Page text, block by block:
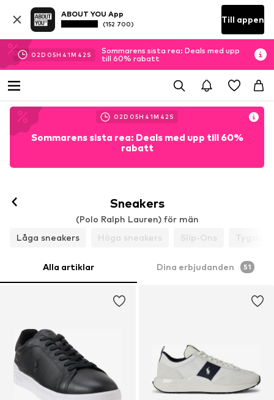
ABOUT YOU App
(152 700) Till appen
02D 05H 41M 40 S
Sommarens sista rea: Deals med upp
till 60% rabatt
02D 05H 41M 40 S
Sommarens sista rea: Deals med upp till 60%
rabatt
Sneakers
(Polo Ralph Lauren) för män
Låga sneakers
Höga sneakers Slip-Ons Tygskor
Alla artiklar Dina erbjudanden 51